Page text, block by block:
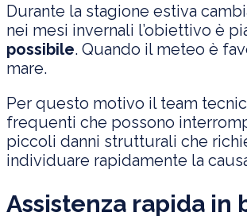
Durante la stagione estiva
nei mesi invernali l’obiettivo è
possibile. Quando il meteo è
mare.
Per questo motivo il team
frequenti che possono
piccoli danni strutturali che
individuare rapidamente la
Assistenza rapida in